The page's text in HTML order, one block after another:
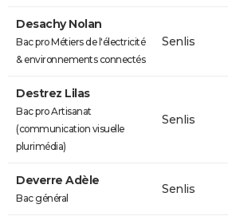
Desachy Nolan
Bac pro Métiers de l'électricité
& environnements connectés
Senlis
Destrez Lilas
Bac pro Artisanat
(communication visuelle
plurimédia)
Senlis
Deverre Adèle
Bac général
Senlis